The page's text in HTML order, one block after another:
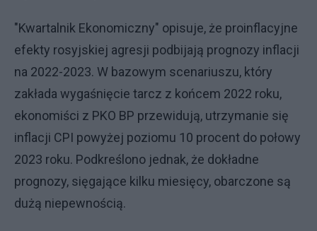
"Kwartalnik Ekonomiczny" opisuje, że proinflacyjne
efekty rosyjskiej agresji podbijają prognozy inflacji
na 2022-2023. W bazowym scenariuszu, który
zakłada wygaśnięcie tarcz z końcem 2022 roku,
ekonomiści z PKO BP przewidują, utrzymanie się
inflacji CPI powyżej poziomu 10 procent do połowy
2023 roku. Podkreślono jednak, że dokładne
prognozy, sięgające kilku miesięcy, obarczone są
dużą niepewnością.